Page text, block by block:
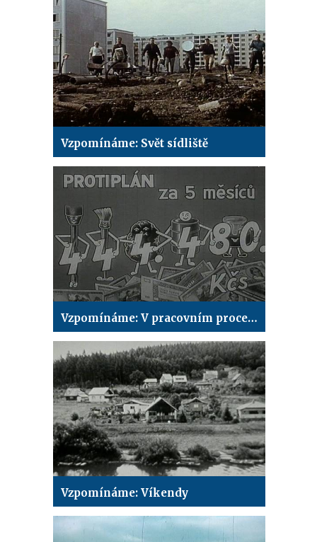
Vzpomínáme: Svět sídliště
Vzpomínáme: V pracovním procesu
Vzpomínáme: Víkendy